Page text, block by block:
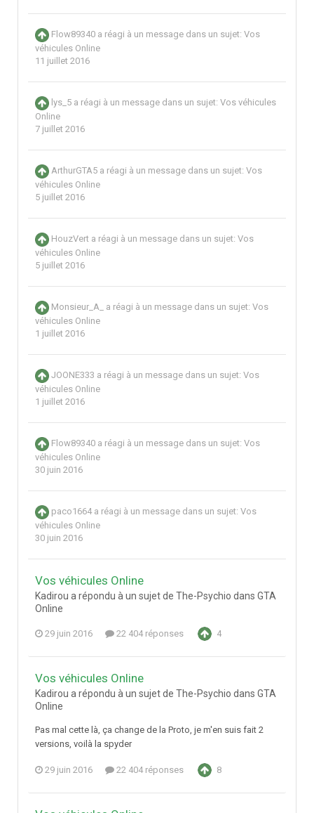
Flow89340 a réagi à un message dans un sujet: Vos
véhicules Online
11 juillet 2016
lys_5 a réagi à un message dans un sujet: Vos véhicules
Online
7 juillet 2016
ArthurGTA5 a réagi à un message dans un sujet: Vos
véhicules Online
5 juillet 2016
HouzVert a réagi à un message dans un sujet: Vos
véhicules Online
5 juillet 2016
Monsieur_A_ a réagi à un message dans un sujet: Vos
véhicules Online
1 juillet 2016
JOONE333 a réagi à un message dans un sujet: Vos
véhicules Online
1 juillet 2016
Flow89340 a réagi à un message dans un sujet: Vos
véhicules Online
30 juin 2016
paco1664a réagi à un message dans un sujet: Vos
véhicules Online
30 juin 2016
Vos véhicules Online
Kadirou a répondu à un sujet de The-Psychio dans GTA
Online
29 juin 2016 22 404 réponses 4
Vos véhicules Online
Kadirou a répondu à un sujet de The-Psychio dans GTA
Online
Pas mal cette là, ça change de la Proto, je m'en suis fait 2
versions, voilà la spyder
29 juin 2016 22 404 réponses 8